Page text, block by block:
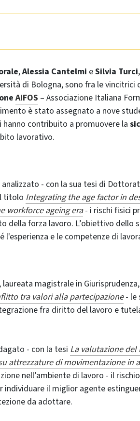
,Alessia Cantelmi eSilvia Turci
di Bologna, sono fra le vincitrici
AiFOS – Associazione Italiana
è stato assegnato a nove
contribuito a promuovere la
lavorativo.
analizzato - con la sua tesi di
titolo Integrating the age factor in
workforce ageing era- i rischi fisici
della forza lavoro. L’obiettivo
l'esperienza e le competenze di
, laureata magistrale in
tra valori alla partecipazione- le
fra diritto del lavoro e
- con la tesi La valutazione
attrezzature di movimentazione in
nell’ambiente di lavoro - il
individuare il miglior agente
da adottare.